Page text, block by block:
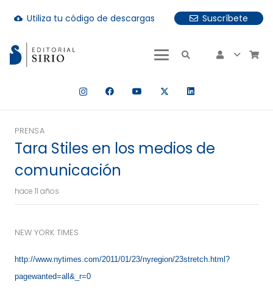
cloud_download Utiliza tu código de descargas
Suscríbete
hay resultados autocompletados, puedes utilizar las
PRENSA
Tara Stiles en los medios de
comunicación
hace 11 años
NEW YORK TIMES
http://www.nytimes.com/2011/01/23/nyregion/23stretch.html?
pagewanted=all&_r=0